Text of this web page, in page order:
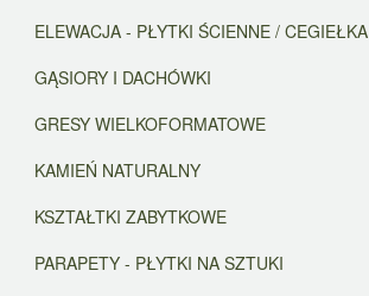
ELEWACJA - PŁYTKI ŚCIENNE / CEGIEŁKA
GĄSIORY I DACHÓWKI
GRESY WIELKOFORMATOWE
KAMIEŃ NATURALNY
KSZTAŁTKI ZABYTKOWE
PARAPETY - PŁYTKI NA SZTUKI